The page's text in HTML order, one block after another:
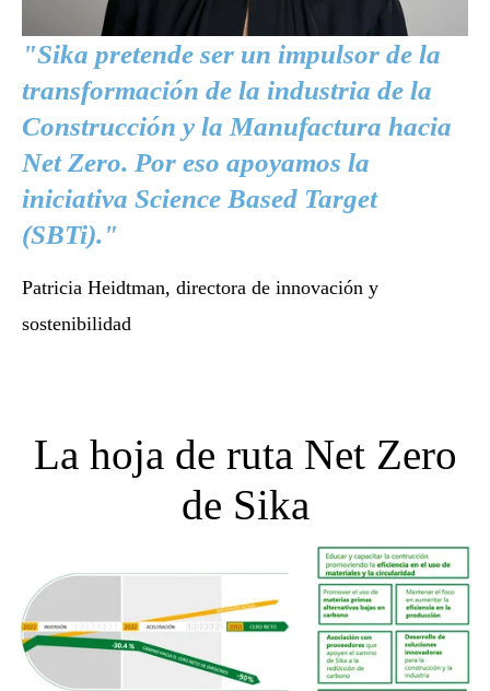
"Sika pretende ser un impulsor de la
transformación de la industria de la
Construcción y la Manufactura hacia
Net Zero. Por eso apoyamos la
iniciativa Science Based Target
(SBTi)."
Patricia Heidtman, directora de innovación y
sostenibilidad
La hoja de ruta Net Zero
de Sika